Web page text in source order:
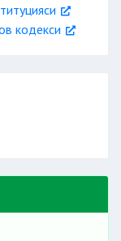
кодекси